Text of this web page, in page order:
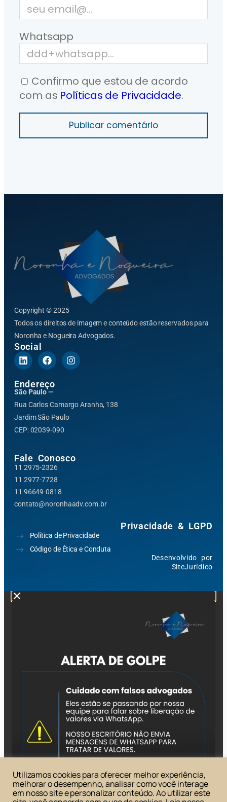
Whatsapp
Confirmo que estou de acordo
com as Políticas de Privacidade.
Publicar comentário
Copyright © 2025
Todos os direitos de imagem e conteúdo estão reservados para
Noronha e Nogueira Advogados.
Social
Endereço
São Paulo —
Rua Carlos Camargo Aranha, 138
Jardim São Paulo
CEP: 02039-090
Fale Conosco
11 2975-2326
11 2977-7728
11 96649-0818
contato@noronhaadv.com.br
Privacidade & LGPD
Política de Privacidade
Código de Ética e Conduta
Desenvolvido por
SiteJurídico
Utilizamos cookies para oferecer melhor experiência,
melhorar o desempenho, analisar como você interage
em nosso site e personalizar conteúdo. Ao utilizar este